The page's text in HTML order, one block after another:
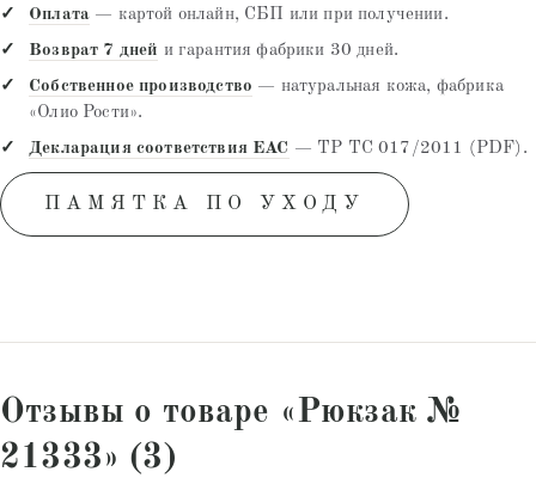
Оплата — картой онлайн, СБП или при получении.
Возврат 7 дней и гарантия фабрики 30 дней.
Собственное производство — натуральная кожа, фабрика
«Олио Рости».
Декларация соответствия EAC — ТР ТС 017/2011 (PDF).
ПАМЯТКА ПО УХОДУ
Отзывы о товаре «Рюкзак №
21333» (3)